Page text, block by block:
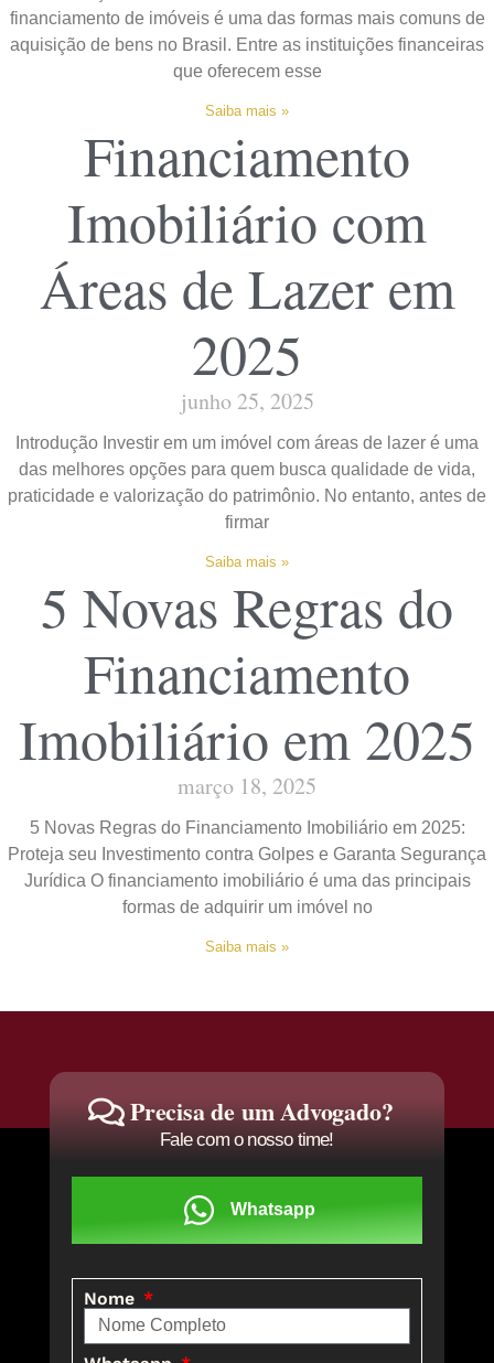
financiamento de imóveis é uma das formas mais comuns de
aquisição de bens no Brasil. Entre as instituições financeiras
que oferecem esse
Saiba mais »
Financiamento
Imobiliário com
Áreas de Lazer em
2025
junho 25, 2025
Introdução Investir em um imóvel com áreas de lazer é uma
das melhores opções para quem busca qualidade de vida,
praticidade e valorização do patrimônio. No entanto, antes de
firmar
Saiba mais »
5 Novas Regras do
Financiamento
Imobiliário em 2025
março 18, 2025
5 Novas Regras do Financiamento Imobiliário em 2025:
Proteja seu Investimento contra Golpes e Garanta Segurança
Jurídica O financiamento imobiliário é uma das principais
formas de adquirir um imóvel no
Saiba mais »
Precisa de um Advogado?
Fale com o nosso time!
Whatsapp
Nome